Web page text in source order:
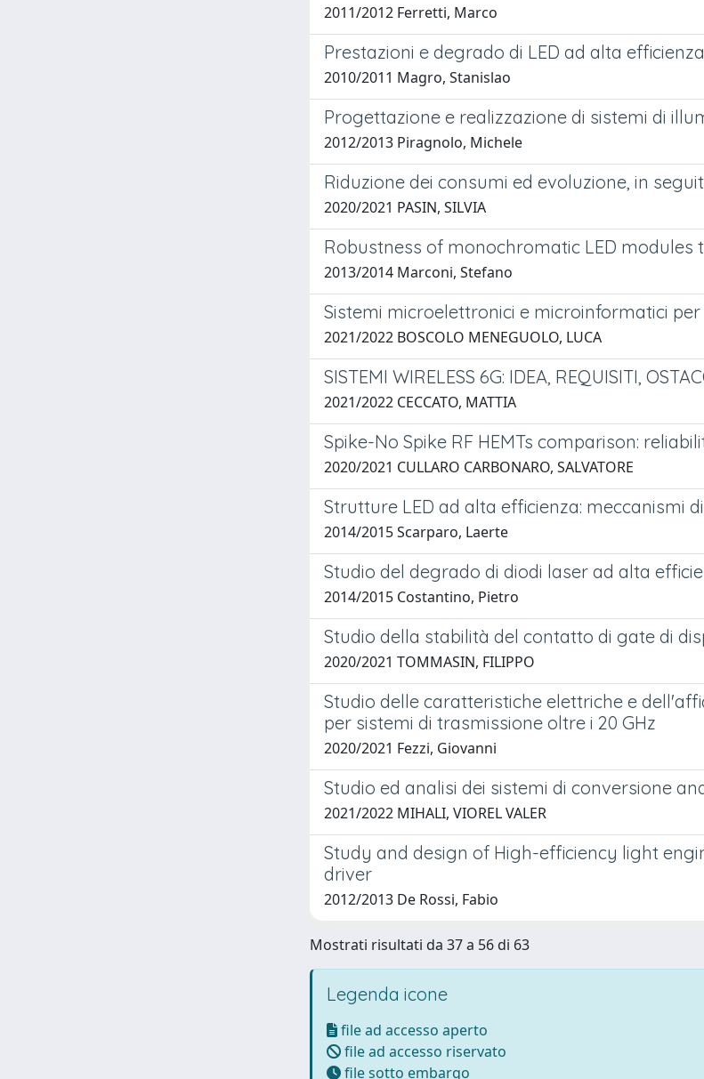
2011/2012 Ferretti, Marco
Prestazioni e degrado di LED ad alta
2010/2011 Magro, Stanislao
Progettazione e realizzazione di sistemi di
2012/2013 Piragnolo, Michele
Riduzione dei consumi ed evoluzione, in
2020/2021 PASIN, SILVIA
Robustness of monochromatic LED
2013/2014 Marconi, Stefano
Sistemi microelettronici e microinformatici
2021/2022 BOSCOLO MENEGUOLO, LUCA
SISTEMI WIRELESS 6G: IDEA, REQUISITI,
2021/2022 CECCATO, MATTIA
Spike-No Spike RF HEMTs comparison:
2020/2021 CULLARO CARBONARO, SALVATORE
Strutture LED ad alta efficienza: meccanismi
2014/2015 Scarparo, Laerte
Studio del degrado di diodi laser ad alta
2014/2015 Costantino, Pietro
Studio della stabilità del contatto di gate di
2020/2021 TOMMASIN, FILIPPO
Studio delle caratteristiche elettriche e
per sistemi di trasmissione oltre i 20 GHz
2020/2021 Fezzi, Giovanni
Studio ed analisi dei sistemi di conversione
2021/2022 MIHALI, VIOREL VALER
Study and design of High-efficiency light
driver
2012/2013 De Rossi, Fabio
Mostrati risultati da 37 a 56 di 63
Legenda icone
file ad accesso aperto
file ad accesso riservato
file sotto embargo